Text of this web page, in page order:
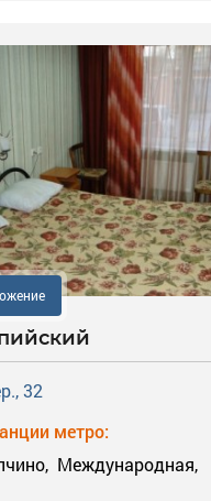
32
метро:
Международная,